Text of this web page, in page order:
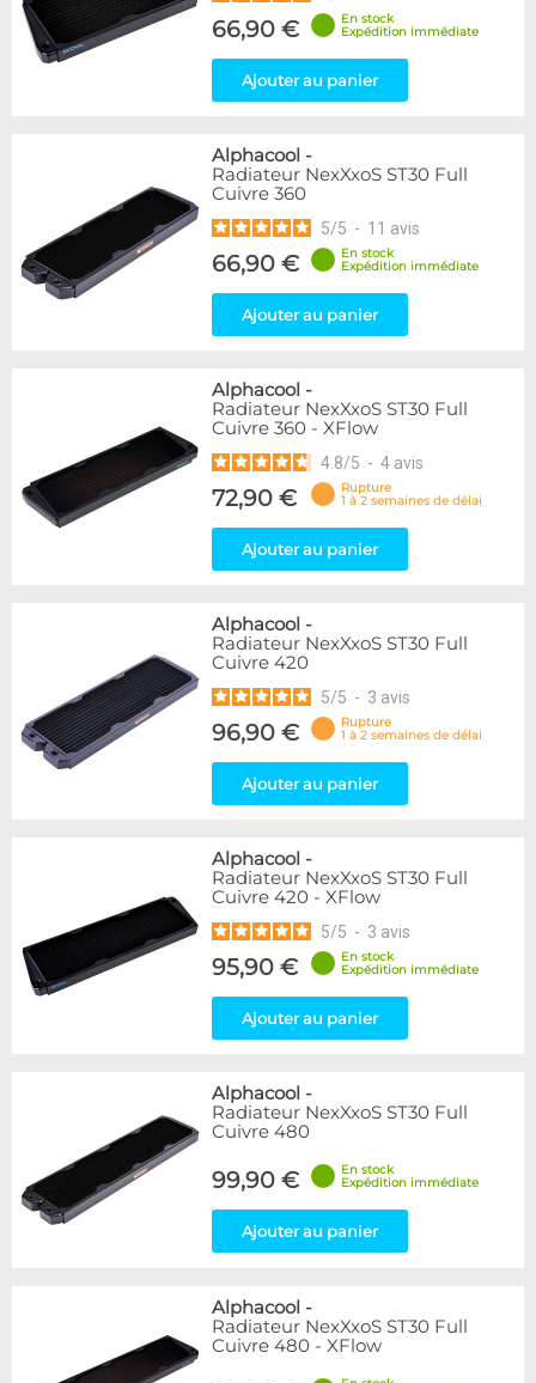
66,90 €
En stock
Expédition immédiate
Ajouter au panier
Alphacool -
Radiateur NexXxoS ST30 Full
Cuivre 360
5/5 - 11 avis
66,90 €
En stock
Expédition immédiate
Ajouter au panier
Alphacool -
Radiateur NexXxoS ST30 Full
Cuivre 360 - XFlow
4.8/5 - 4 avis
72,90 €
Rupture
1 à 2 semaines de délai
Ajouter au panier
Alphacool -
Radiateur NexXxoS ST30 Full
Cuivre 420
5/5 - 3 avis
96,90 €
Rupture
1 à 2 semaines de délai
Ajouter au panier
Alphacool -
Radiateur NexXxoS ST30 Full
Cuivre 420 - XFlow
5/5 - 3 avis
95,90 €
En stock
Expédition immédiate
Ajouter au panier
Alphacool -
Radiateur NexXxoS ST30 Full
Cuivre 480
99,90 €
En stock
Expédition immédiate
Ajouter au panier
Alphacool -
Radiateur NexXxoS ST30 Full
Cuivre 480 - XFlow